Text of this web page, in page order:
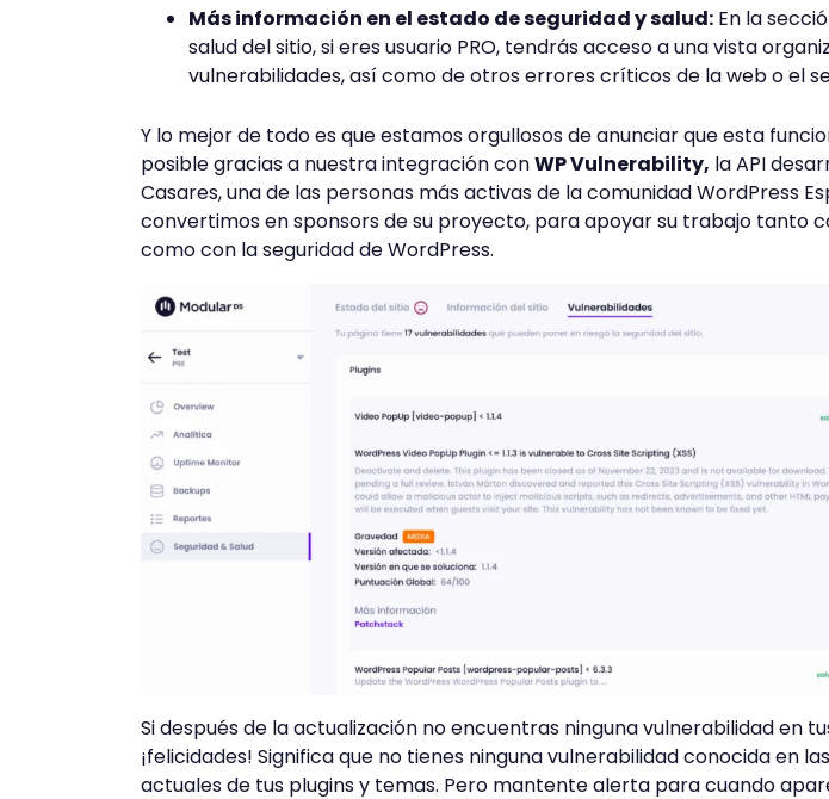
Más información en el estado de seguridad y salud: En la
salud del sitio, si eres usuario PRO, tendrás acceso a una vista
vulnerabilidades, así como de otros errores críticos de la web o el
Y lo mejor de todo es que estamos orgullosos de anunciar que esta
posible gracias a nuestra integración conWP Vulnerability, la API
Casares, una de las personas más activas de la comunidad WordPress
convertimos en sponsors de su proyecto, para apoyar su trabajo tanto
como con la seguridad de WordPress.
Si después de la actualización no encuentras ninguna vulnerabilidad en
¡felicidades! Significa que no tienes ninguna vulnerabilidad conocida en
actuales de tus plugins y temas. Pero mantente alerta para cuando